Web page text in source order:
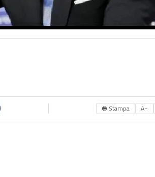
🖶 Stampa A−